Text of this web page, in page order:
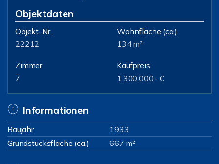
Objektdaten
Objekt-Nr.
22212
Wohnfläche (ca.)
134 m²
Zimmer
7
Kaufpreis
1.300.000,- €
Informationen
Baujahr
1933
Grundstücksfläche (ca.)
667 m²